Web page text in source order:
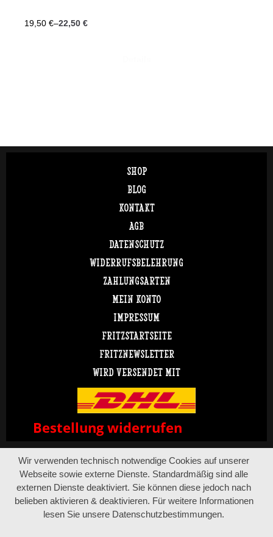
19,50 €–22,50 €
SHOP
BLOG
KONTAKT
AGB
DATENSCHUTZ
WIDERRUFSBELEHRUNG
ZAHLUNGSARTEN
MEIN KONTO
IMPRESSUM
FRITZSTARTSEITE
FRITZNEWSLETTER
WIRD VERSENDET MIT
Bestellung widerrufen
Wir verwenden technisch notwendige Cookies auf unserer
Webseite sowie externe Dienste. Standardmäßig sind alle
externen Dienste deaktiviert. Sie können diese jedoch nach
belieben aktivieren & deaktivieren. Für weitere Informationen
lesen Sie unsere Datenschutzbestimmungen.